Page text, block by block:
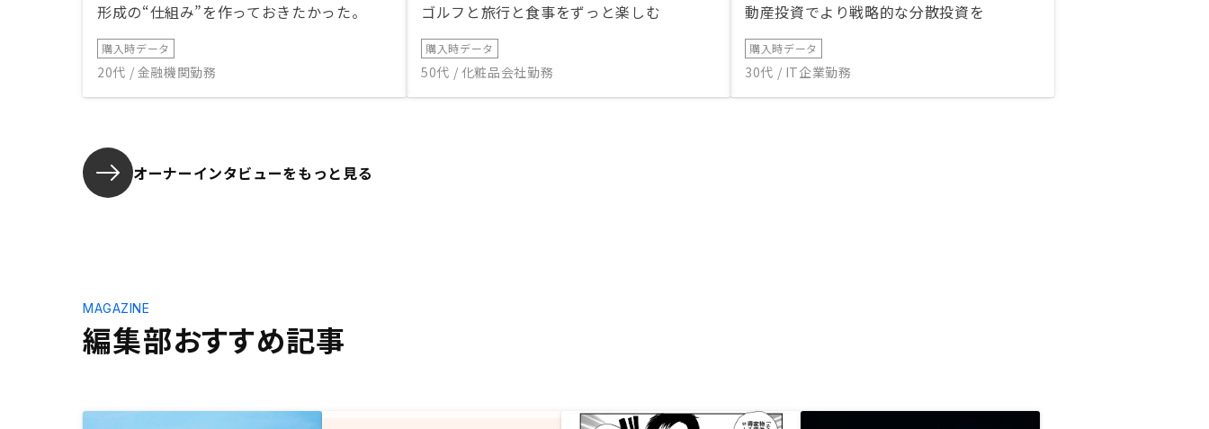
形成の“仕組み”を作っておきたかった。
購入時データ
20代 / 金融機関勤務
ゴルフと旅行と食事をずっと楽しむ
購入時データ
50代 / 化粧品会社勤務
動産投資でより戦略的な分散投資を
購入時データ
30代 / IT企業勤務
オーナーインタビューをもっと見る
編集部おすすめ記事
MAGAZINE